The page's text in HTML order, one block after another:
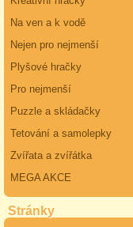
Na ven a k vodě
Nejen pro nejmenší
Plyšové hračky
Pro nejmenší
Puzzle a skládačky
Tetování a samolepky
Zvířata a zvířátka
MEGA AKCE
Stránky